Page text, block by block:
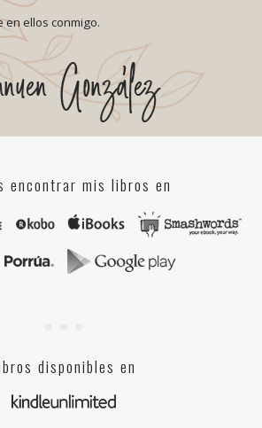
en ellos conmigo.
encontrar mis libros en
disponibles en